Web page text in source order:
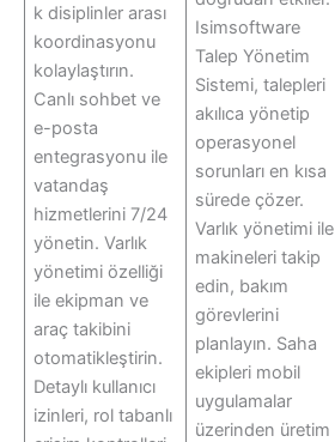
k disiplinler arası
koordinasyonu
kolaylaştırın.
Canlı sohbet ve
e-posta
entegrasyonu ile
vatandaş
hizmetlerini 7/24
yönetin. Varlık
yönetimi özelliği
ile ekipman ve
araç takibini
otomatikleştirin.
Detaylı kullanıcı
izinleri, rol tabanlı
Isimsoftware
Talep Yönetim
Sistemi, talepleri
akılıca yönetip
operasyonel
sorunları en kısa
sürede çözer.
Varlık yönetimi ile
makineleri takip
edin, bakım
görevlerini
planlayın. Saha
ekipleri mobil
uygulamalar
üzerinden üretim